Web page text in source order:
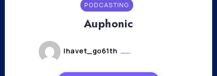
PODCASTING
Auphonic
lhavet_go61th